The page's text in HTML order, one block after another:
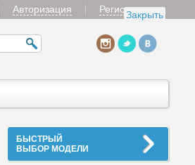
Закрыть
Авторизация Регистрация
БЫСТРЫЙ
ВЫБОР МОДЕЛИ